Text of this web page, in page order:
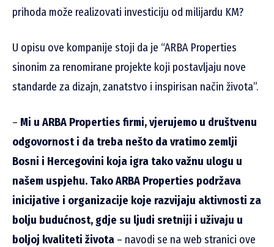
prihoda može realizovati investiciju od milijardu KM?
U opisu ove kompanije stoji da je “ARBA Properties
sinonim za renomirane projekte koji postavljaju nove
standarde za dizajn, zanatstvo i inspirisan način života”.
– Mi u ARBA Properties firmi, vjerujemo u društvenu
odgovornost i da treba nešto da vratimo zemlji
Bosni i Hercegovini koja igra tako važnu ulogu u
našem uspjehu. Tako ARBA Properties podržava
inicijative i organizacije koje razvijaju aktivnosti za
bolju budućnost, gdje su ljudi sretniji i uživaju u
boljoj kvaliteti života – navodi se na web stranici ove